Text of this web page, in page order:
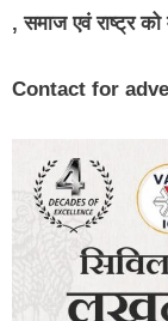
, समाज एवं राष्ट्र
Contact for